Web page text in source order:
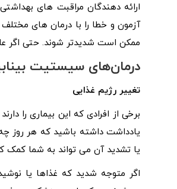
ارائه دهندگان مراقبت های
آزمون و خطا را با درمان های
ممکن است شدیدتر شوند. حتی اگر
درمان‌های سیستیت
تغییر رژیم غذایی
برخی از افرادی که این بیماری را
یادداشت داشته باشید که هر روز
یا تشدید آن می تواند به شما کمک
اگر متوجه شدید که غذاها یا